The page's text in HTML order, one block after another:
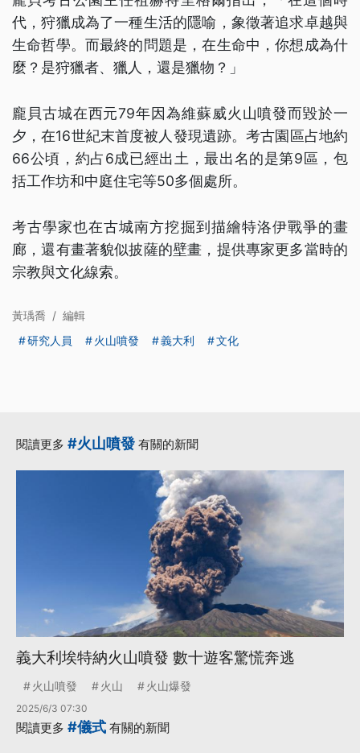
代，狩獵成為了一種生活的隱喻，象徵著追求卓越與
生命哲學。而最終的問題是，在生命中，你想成為什
麼？是狩獵者、獵人，還是獵物？」
龐貝古城在西元79年因為維蘇威火山噴發而毀於一
夕，在16世紀末首度被人發現遺跡。考古園區占地約
66公頃，約占6成已經出土，最出名的是第9區，包
括工作坊和中庭住宅等50多個處所。
考古學家也在古城南方挖掘到描繪特洛伊戰爭的畫
廊，還有畫著貌似披薩的壁畫，提供專家更多當時的
宗教與文化線索。
黃瑀喬 / 編輯
研究人員
火山噴發 義大利 文化
閱讀更多 #火山噴發 有關的新聞
義大利埃特納火山噴發 數十遊客驚慌奔逃
火山噴發 火山 火山爆發
2025/6/3 07:30
閱讀更多 #儀式 有關的新聞